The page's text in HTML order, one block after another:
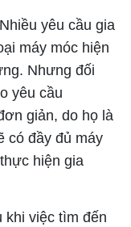
yêu cầu gia
máy móc hiện
Nhưng đối
yêu cầu
giản, do họ là
có đầy đủ máy
hiện gia
khi việc tìm đến